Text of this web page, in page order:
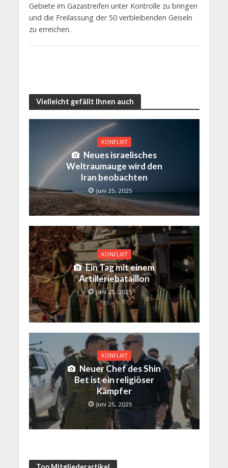
Gebiete im Gazastreifen unter Kontrolle zu bringen
und die Freilassung der 50 verbleibenden Geiseln
zu erreichen.
Vielleicht gefällt Ihnen auch
KONFLIKT
Neues israelisches
Weltraumauge wird den
Iran beobachten
Juni 25, 2025
KONFLIKT
Ein Tag mit einem
Artilleriebataillon
Juni 25, 2025
KONFLIKT
Neuer Chef des Shin
Bet ist ein religiöser
Kämpfer
Juni 25, 2025